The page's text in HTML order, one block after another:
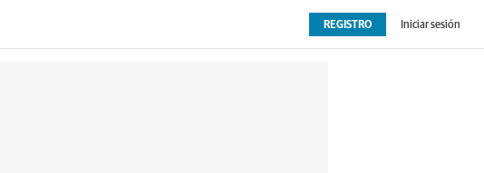
OPINIÓN EXTRAS
REGISTRO Iniciar sesión